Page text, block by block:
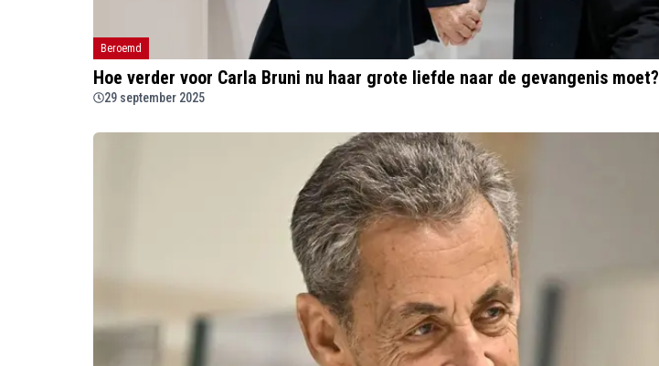
Beroemd
Hoe verder voor Carla Bruni nu haar grote liefde naar de gevangenis moet?
29 september 2025